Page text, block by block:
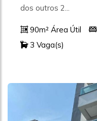
dos outros 2...
90m² Área Útil
3 Vaga(s)